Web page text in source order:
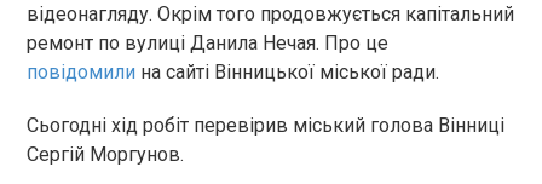
відеонагляду. Окрім того продовжується капітальний
ремонт по вулиці Данила Нечая. Про це
повідомили на сайті Вінницької міської ради.
Сьогодні хід робіт перевірив міський голова Вінниці
Сергій Моргунов.